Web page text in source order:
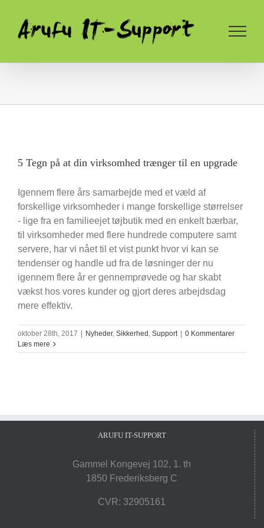
content
5 Tegn på at din virksomhed trænger til en upgrade
Igennem flere års samarbejde med et væld af
forskellige virksomheder i mange forskellige størrelser
- lige fra en familieejet tøjbutik med en enkelt bærbar,
til virksomheder med flere hundrede computere samt
servere, har vi nået til et vist punkt hvor vi kan se
tendenser og handle ud fra de løsninger der nu
igennem flere år er gennemprøvede og har skabt
vækst hos vores kunder og gjort deres arbejdsdag
mere effektiv.
oktober 28th, 2017 Nyheder, Sikkerhed , Support
0 Kommentarer
Læs mere
ARUFU IT-SUPPORT
Gammel Kongevej 102, 1. th
1850 Frederiksberg C
CVR: 32905161